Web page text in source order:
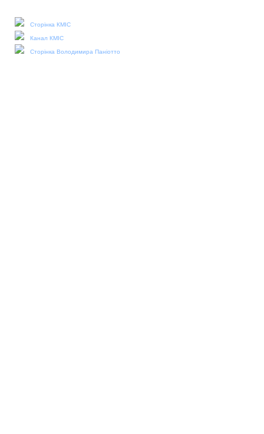
Сторінка КМІС
Канал КМІС
Сторінка Володимира Паніотто